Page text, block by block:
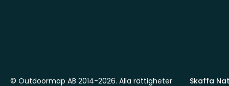
Skaffa
© Outdoormap AB 2014-2026. Alla rättigheter